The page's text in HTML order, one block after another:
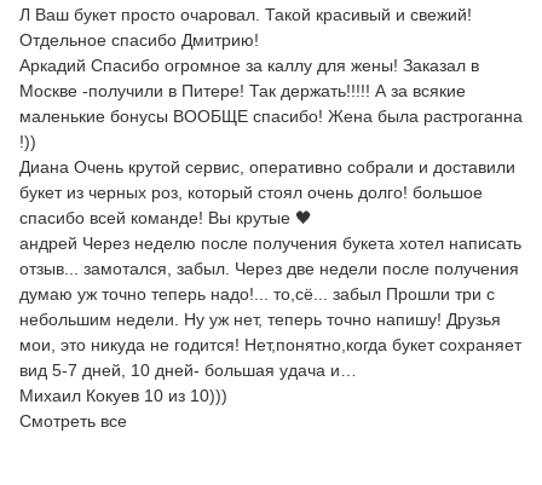
Л Ваш букет просто очаровал. Такой красивый и свежий!
Отдельное спасибо Дмитрию!
Аркадий Спасибо огромное за каллу для жены! Заказал в
Москве -получили в Питере! Так держать!!!!! А за всякие
маленькие бонусы ВООБЩЕ спасибо! Жена была растроганна
!))
Диана Очень крутой сервис, оперативно собрали и доставили
букет из черных роз, который стоял очень долго! большое
спасибо всей команде! Вы крутые 🖤
андрей Через неделю после получения букета хотел написать
отзыв... замотался, забыл. Через две недели после получения
думаю уж точно теперь надо!... то,сё... забыл Прошли три с
небольшим недели. Ну уж нет, теперь точно напишу! Друзья
мои, это никуда не годится! Нет,понятно,когда букет сохраняет
вид 5-7 дней, 10 дней- большая удача и…
Михаил Кокуев 10 из 10)))
Смотреть все